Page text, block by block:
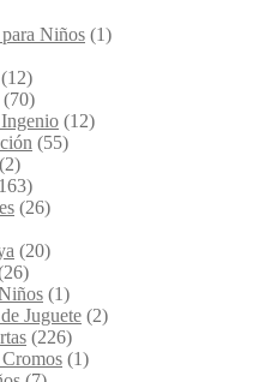
Niños (1)
(12)
(70)
(12)
(55)
(2)
(26)
(20)
(1)
Juguete (2)
(226)
(1)